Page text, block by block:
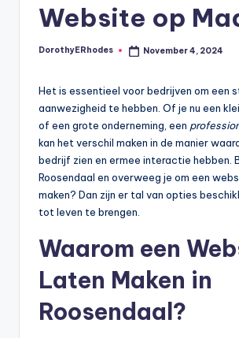
Website op
Posted
DorothyERhodes November 4, 2024
Het is essentieel voor bedrijven om een
aanwezigheid te hebben. Of je nu een
of een grote onderneming, een
kan het verschil maken in de manier
bedrijf zien en ermee interactie hebben.
Roosendaal en overweeg je om een
maken? Dan zijn er tal van opties
tot leven te brengen.
Waarom een
Laten Maken in
Roosendaal?